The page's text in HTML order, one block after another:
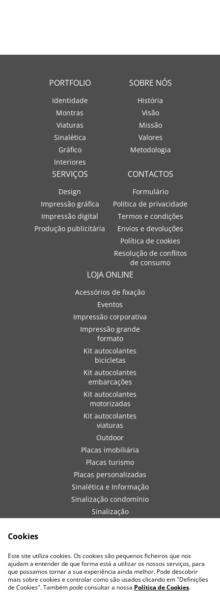
PORTFOLIO
Identidade
Montras
Viaturas
Sinalética
Gráfico
Interiores
SOBRE NÓS
História
Visão
Missão
Valores
Metodologia
SERVIÇOS
Design
Impressão gráfica
Impressão digital
Produção publicitária
CONTACTOS
Formulário
Política de privacidade
Termos e condições
Envios e devoluções
Política de cookies
Resolução de conflitos
de consumo
LOJA ONLINE
Acessórios de fixação
Eventos
Impressão corporativa
Impressão grande
formato
Kit autocolantes
bicicletas
Kit autocolantes
embarcações
Kit autocolantes
motorizadas
Kit autocolantes
viaturas
Outdoor
Placas imobiliária
Placas turismo
Placas personalizadas
Sinalética e Informação
Sinalização condomínio
Sinalização
embarcações
Vestuário
Cookies
Este site utiliza cookies. Os cookies são pequenos ficheiros que nos
ajudam a entender de que forma está a utilizar os nossos serviços, para
que possamos tornar a sua experiência ainda melhor. Pode descobrir
mais sobre cookies e controlar como são usados clicando em "Definições
de Cookies". Também pode consultar a nossa Política de Cookies.